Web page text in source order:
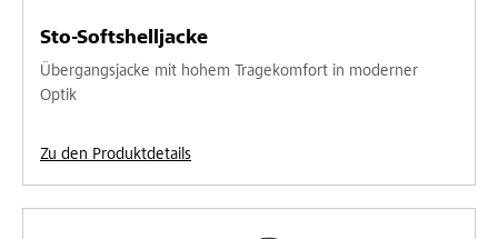
Sto-Softshelljacke
Übergangsjacke mit hohem Tragekomfort in moderner
Optik
Zu den Produktdetails